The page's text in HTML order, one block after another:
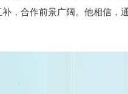
，合作前景广阔。他相信，